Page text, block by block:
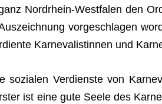
Nord­rhein-West­fa­len den
vor­ge­schla­gen
Kar­ne­va­lis­tin­nen und
sozia­len Ver­dienste von
ist eine gute Seele des